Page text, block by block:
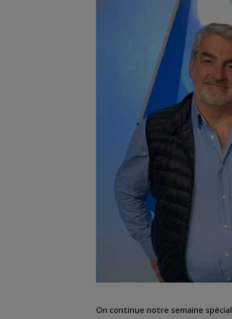
On continue notre semaine